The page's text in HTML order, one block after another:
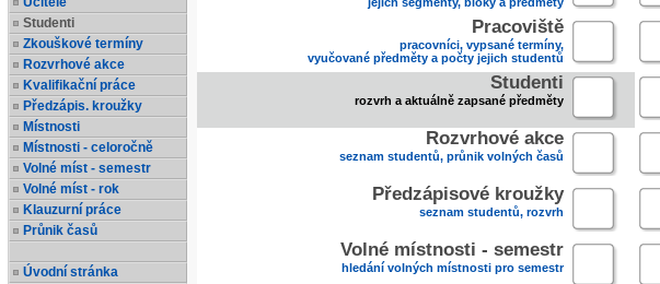
Studenti
Zkouškové termíny
Rozvrhové akce
Kvalifikační práce
Předzápis. kroužky
Místnosti
Místnosti - celoročně
Volné míst - semestr
Volné míst - rok
Klauzurní práce
Průnik časů
Úvodní stránka
Pracoviště
pracovníci, vypsané termíny,
vyučované předměty a počty jejich studentů
Studenti
rozvrh a aktuálně zapsané předměty
Rozvrhové akce
seznam studentů, průnik volných časů
Předzápisové kroužky
seznam studentů, rozvrh
Volné místnosti - semestr
hledání volných místnosti pro semestr